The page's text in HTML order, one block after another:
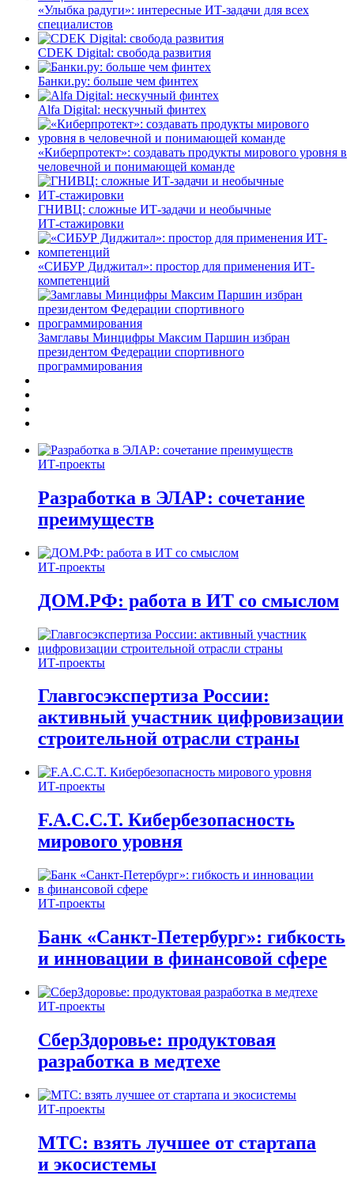
«Улыбка радуги»: интересные ИТ-задачи для всех
специалистов
CDEK Digital: свобода развития
Банки.ру: больше чем финтех
Alfa Digital: нескучный финтех
«Киберпротект»: создавать продукты мирового уровня в
человечной и понимающей команде
ГНИВЦ: сложные ИТ‑задачи и необычные
ИТ‑стажировки
«СИБУР Диджитал»: простор для применения ИТ-
компетенций
Замглавы Минцифры Максим Паршин избран
президентом Федерации спортивного
программирования
ИТ-проекты
Разработка в ЭЛАР: сочетание
преимуществ
ИТ-проекты
ДОМ.РФ: работа в ИТ со смыслом
ИТ-проекты
Главгосэкспертиза России:
активный участник цифровизации
строительной отрасли страны
ИТ-проекты
F.A.C.C.T. Кибербезопасность
мирового уровня
ИТ-проекты
Банк «Санкт-Петербург»: гибкость
и инновации в финансовой сфере
ИТ-проекты
СберЗдоровье: продуктовая
разработка в медтехе
ИТ-проекты
МТС: взять лучшее от стартапа
и экосистемы